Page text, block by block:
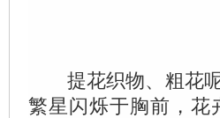
提花织物、粗花呢
繁星闪烁于胸前，花